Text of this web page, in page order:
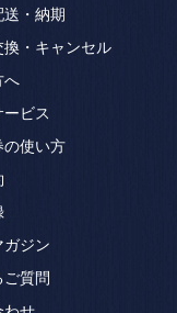
・納期
換・キャンセル
へ
ービス
の使い方
ガジン
ご質問